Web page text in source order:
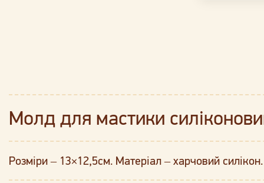
Молд для мастики
Розміри – 13×12,5см. Матеріал – харчовий